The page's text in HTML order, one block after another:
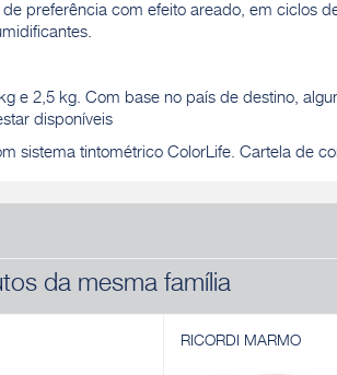
preferência com efeito areado, em ciclos
e 2,5 kg. Com base no país de destino,
disponíveis
sistema tintométrico ColorLife. Cartela de
da mesma família
RICORDI MARMO